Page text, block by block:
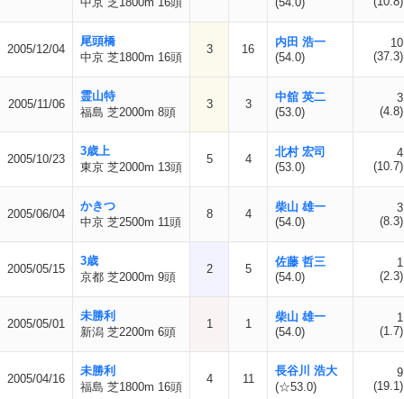
2005/12/04
尾頭橋
中京 芝1800m 16頭
3 16
内田 浩一
(54.0)
10
(37.3)
2005/11/06
霊山特
福島 芝2000m 8頭
3 3
中舘 英二
(53.0)
3
(4.8)
2005/10/23
3歳上
東京 芝2000m 13頭
5 4
北村 宏司
(53.0)
4
(10.7)
2005/06/04
かきつ
中京 芝2500m 11頭
8 4
柴山 雄一
(54.0)
3
(8.3)
2005/05/15
3歳
京都 芝2000m 9頭
2 5
佐藤 哲三
(54.0)
1
(2.3)
2005/05/01
未勝利
新潟 芝2200m 6頭
1 1
柴山 雄一
(54.0)
1
(1.7)
2005/04/16
未勝利
福島 芝1800m 16頭
4 11
長谷川 浩大
(☆53.0)
9
(19.1)